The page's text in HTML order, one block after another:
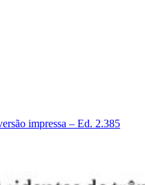
impressa – Ed. 2.385